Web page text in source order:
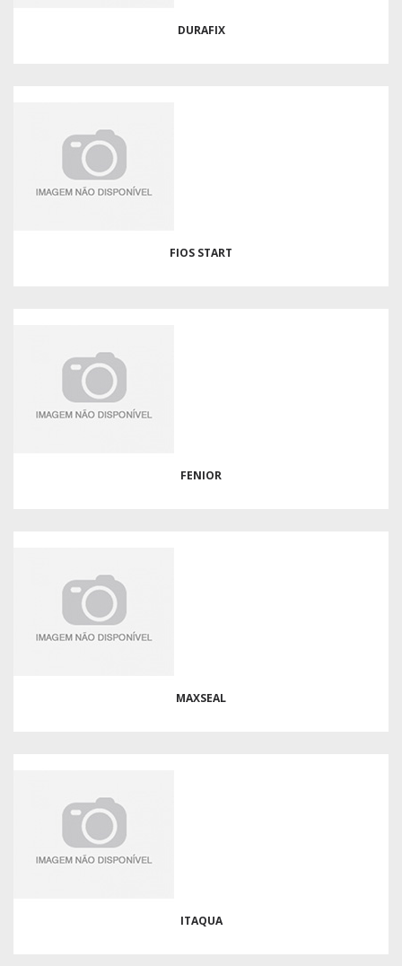
DURAFIX
FIOS START
FENIOR
MAXSEAL
ITAQUA